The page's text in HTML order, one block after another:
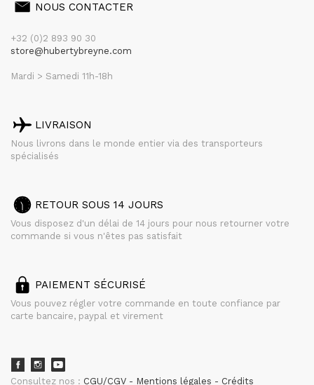
NOUS CONTACTER
+32 (0)2 893 90 30
store@hubertybreyne.com
Mardi > Samedi 11h-18h
LIVRAISON
Nous livrons dans le monde entier via des transporteurs
spécialisés
RETOUR SOUS 14 JOURS
Vous disposez d'un délai de 14 jours pour nous retourner votre
commande si vous n'êtes pas satisfait
PAIEMENT SÉCURISÉ
Vous pouvez régler votre commande en toute confiance par
carte bancaire, paypal et virement
Consultez nos : CGU/CGV Mentions légales Crédits